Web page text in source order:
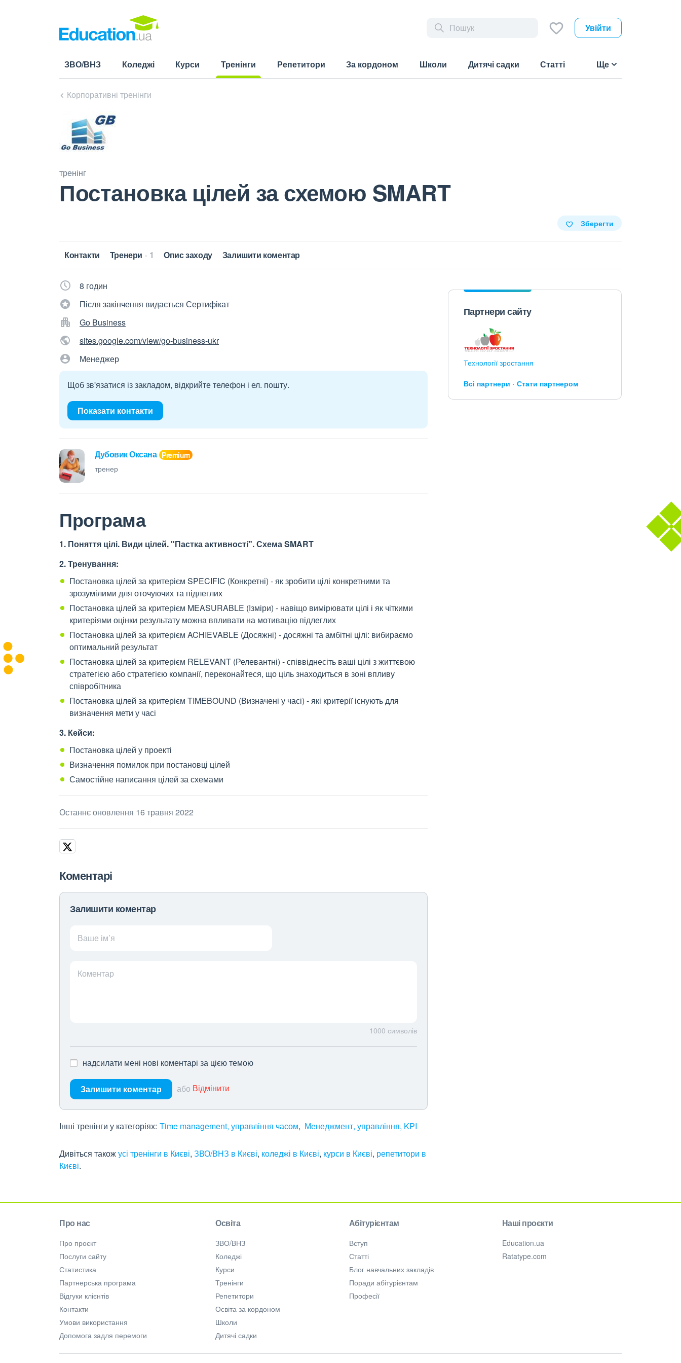
Увійти
ЗВО/ВНЗ Коледжі Курси
Тренінги
Репетитори За кордоном Школи Дитячі садки Статті Ще
Корпоративні тренінги
тренінг
Постановка цілей за схемою SMART
Зберегти
Контакти Тренери 1 Опис заходу Залишити коментар
8 годин
Після закінчення видається Сертифікат
Go Business
sites.google.com/view/go-business-ukr
Менеджер
Щоб зв'язатися із закладом, відкрийте телефон і ел. пошту.
Показати контакти
Дубовик Оксана
тренер
Програма
1. Поняття цілі. Види цілей. "Пастка активності". Схема SMART
2. Тренування:
Постановка цілей за критерієм SPECIFIC (Конкретні) - як зробити цілі конкретними та
зрозумілими для оточуючих та підлеглих
Постановка цілей за критерієм MEASURABLE (Ізміри) - навіщо вимірювати цілі і як чіткими
критеріями оцінки результату можна впливати на мотивацію підлеглих
Постановка цілей за критерієм ACHIEVABLE (Досяжні) - досяжні та амбітні цілі: вибираємо
оптимальний результат
Постановка цілей за критерієм RELEVANT (Релевантні) - співвіднесіть ваші цілі з життєвою
стратегією або стратегією компанії, переконайтеся, що ціль знаходиться в зоні впливу
співробітника
Постановка цілей за критерієм TIMEBOUND (Визначені у часі) - які критерії існують для
визначення мети у часі
3. Кейси:
Постановка цілей у проекті
Визначення помилок при постановці цілей
Самостійне написання цілей за схемами
Останнє оновлення 16 травня 2022
Коментарі
Залишити коментар
Ваше ім’я
Коментар
1000 символів
надсилати мені нові коментарі за цією темою
Залишити коментар або Відмінити
Інші тренінги у категоріях: Time management, управління часом Менеджмент, управління, KPI
Дивіться такожусі тренінги в Києві, ЗВО/ВНЗ в Києві, коледжі в Києві, курси в Києві, репетитори в
Києві.
Партнери сайту
Технології зростання
Всі партнери Стати партнером
Про нас
Про проєкт
Послуги сайту
Статистика
Партнерська програма
Відгуки клієнтів
Контакти
Умови використання
Допомога задля перемоги
Освіта
ЗВО/ВНЗ
Коледжі
Курси
Тренінги
Репетитори
Освіта за кордоном
Школи
Дитячі садки
Абітурієнтам
Вступ
Статті
Блог навчальних закладів
Поради абітурієнтам
Професії
Наші проєкти
Education.ua
Ratatype.com